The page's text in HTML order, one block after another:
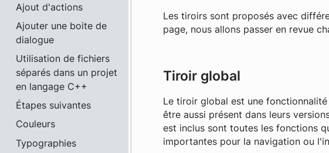
Ajout d'actions
Ajouter une boite de
dialogue
Utilisation de fichiers
séparés dans un projet
en langage C++
Étapes suivantes
Couleurs
Typographies
Les tiroirs sont proposés avec
page, nous allons passer en revue
Tiroir global
Le tiroir global est une
être aussi présent dans leurs
est inclus sont toutes les fonctions
importantes pour la navigation ou